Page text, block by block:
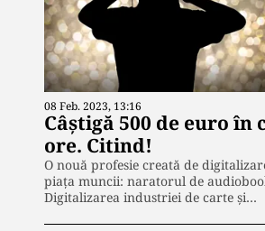
08 Feb. 2023, 13:16
Câștigă 500 de euro în
ore. Citind!
O nouă profesie creată de
piața muncii: naratorul de
Digitalizarea industriei de carte și…